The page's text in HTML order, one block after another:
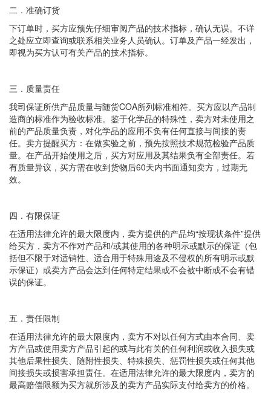
二．准确订货
下订单时，买方应预先仔细审阅产品的技术指标，确认无误。不详
之处应立即查询或联系相关业务人员确认。订单及产品一经发出，
即视为买方认可有关产品的技术指标。
三．质量责任
我司保证所供产品质量与随货COA所列标准相符。买方应以产品制
造商的标准作为验收标准。鉴于化学品的特殊性，卖方对未使用之
前的产品质量负责，对化学品的应用不负有任何直接与间接的责
任。卖方提醒买方：在做实验之前，预先按照技术规范检验产品质
量。在产品开始使用之后，买方对应用及其结果负有全部责任。若
有质量异议，买方需在收到货物后60天内书面通知卖方，过期无
效。
四．有限保证
在适用法律允许的最大限度内，卖方提供的产品均“按现状条件”提供
给买方，卖方不作对产品和/或其使用的各种明示或默示的保证（包
括但不限于对适销性、适合用于特殊用途及不侵权的所有明示或默
示保证）或卖方产品会达到任何特定结果或不会被中断或不会有错
误的保证。
五．责任限制
在适用法律允许的最大限度内，卖方不对以任何方式由本合同、卖
方产品或使用卖方产品引起的或与此有关的任何利润或收入损失或
其他后果性损失、随附性损失、特殊损失、惩罚性损失或任何其他
间接损失或损害承担责任。在适用法律允许的最大限度内，卖方的
最高赔偿限额为买方就所涉及的卖方产品实际支付给卖方的价格。